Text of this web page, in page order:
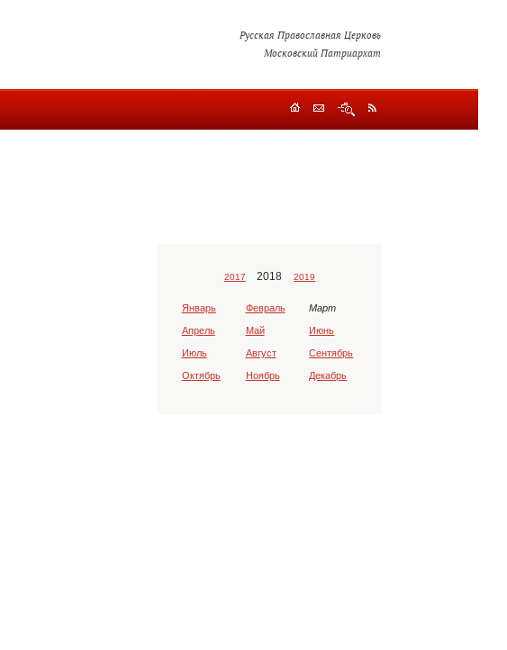
Русская Православная Церковь
Московский Патриархат
2017 2018 2019
Январь Февраль Март
Апрель Май Июнь
Июль Август Сентябрь
Октябрь Ноябрь Декабрь